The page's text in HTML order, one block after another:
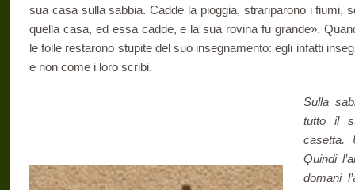
sua casa sulla sabbia. Cadde la pioggia, strariparono i fiumi,
quella casa, ed essa cadde, e la sua rovina fu grande».
le folle restarono stupite del suo insegnamento: egli infatti
e non come i loro scribi.
Sulla
tutto il
casetta.
Quindi
domani